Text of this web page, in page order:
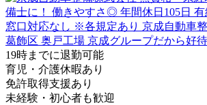
19時までに退勤可能
育児・介護休暇あり
免許取得支援あり
未経験・初心者も歓迎